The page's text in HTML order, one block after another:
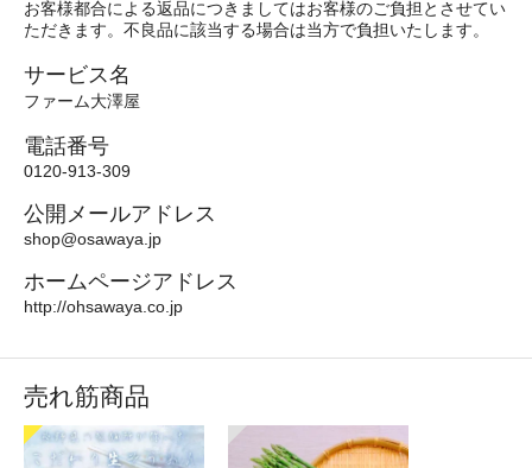
お客様都合による返品につきましてはお客様のご負担とさせてい
ただきます。不良品に該当する場合は当方で負担いたします。
サービス名
ファーム大澤屋
電話番号
0120-913-309
公開メールアドレス
shop@osawaya.jp
ホームページアドレス
http://ohsawaya.co.jp
売れ筋商品